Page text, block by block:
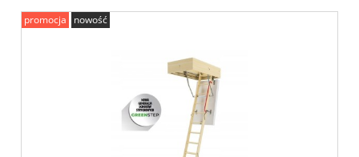
promocja nowość